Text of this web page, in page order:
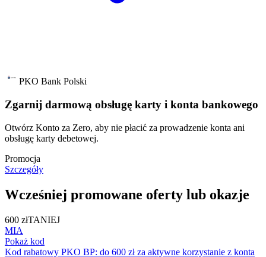
PKO Bank Polski
Zgarnij darmową obsługę karty i konta bankowego
Otwórz Konto za Zero, aby nie płacić za prowadzenie konta ani
obsługę karty debetowej.
Promocja
Szczegóły
Wcześniej promowane oferty lub okazje
600 złTANIEJ
MIA
Pokaż kod
Kod rabatowy PKO BP: do 600 zł za aktywne korzystanie z konta